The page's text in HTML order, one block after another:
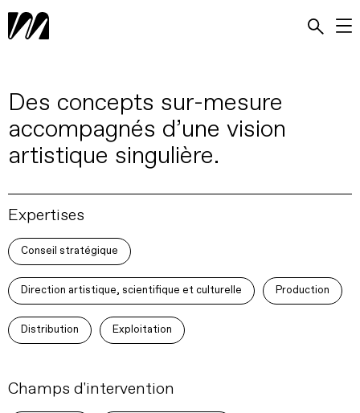
Des concepts sur-mesure
accompagnés d’une vision
artistique singulière.
Expertises
Conseil stratégique
Direction artistique, scientifique et culturelle Production
Distribution Exploitation
Champs d'intervention